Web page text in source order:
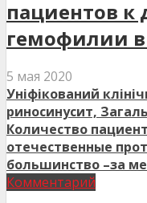
пациентов к
гемофилии
5 мая 2020
Уніфікований
риносинусит,
Количество
отечественные
большинство –за
Комментарий